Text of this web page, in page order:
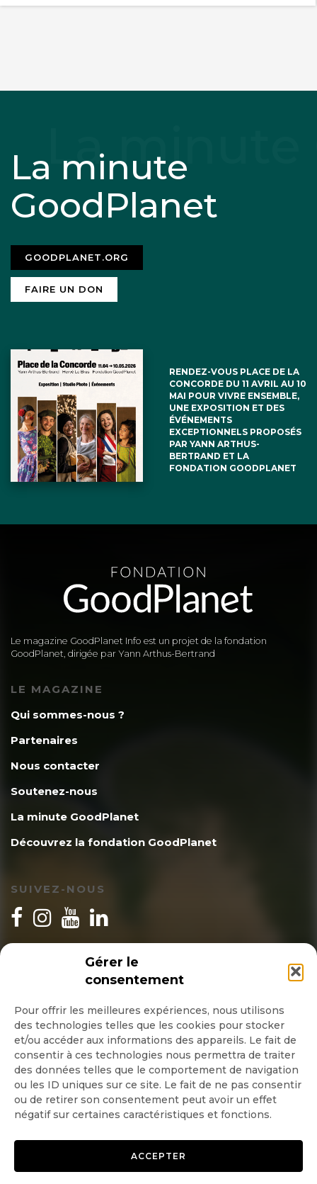
Gérer le
consentement
Pour offrir les meilleures expériences, nous utilisons
des technologies telles que les cookies pour stocker
et/ou accéder aux informations des appareils. Le fait de
consentir à ces technologies nous permettra de traiter
des données telles que le comportement de navigation
ou les ID uniques sur ce site. Le fait de ne pas consentir
ou de retirer son consentement peut avoir un effet
négatif sur certaines caractéristiques et fonctions.
ACCEPTER
La minute
GoodPlanet
GOODPLANET.ORG
FAIRE UN DON
RENDEZ-VOUS PLACE DE LA
CONCORDE DU 11 AVRIL AU 10
MAI POUR VIVRE ENSEMBLE,
UNE EXPOSITION ET DES
ÉVÉNEMENTS
EXCEPTIONNELS PROPOSÉS
PAR YANN ARTHUS-
BERTRAND ET LA
FONDATION GOODPLANET
Le magazine GoodPlanet Info est un projet de la fondation
GoodPlanet, dirigée par Yann Arthus-Bertrand
LE MAGAZINE
Qui sommes-nous ?
Partenaires
Nous contacter
Soutenez-nous
La minute GoodPlanet
Découvrez la fondation GoodPlanet
SUIVEZ-NOUS
INSCRIPTION NEWSLETTER
Quotidienne
Hebdo
OK